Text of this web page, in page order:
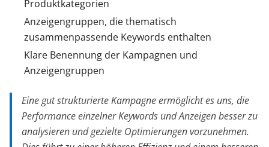
Produktkategorien
Anzeigengruppen, die thematisch
zusammenpassende Keywords enthalten
Klare Benennung der Kampagnen und
Anzeigengruppen
Eine gut strukturierte Kampagne ermöglicht es uns, die
Performance einzelner Keywords und Anzeigen besser zu
analysieren und gezielte Optimierungen vorzunehmen.